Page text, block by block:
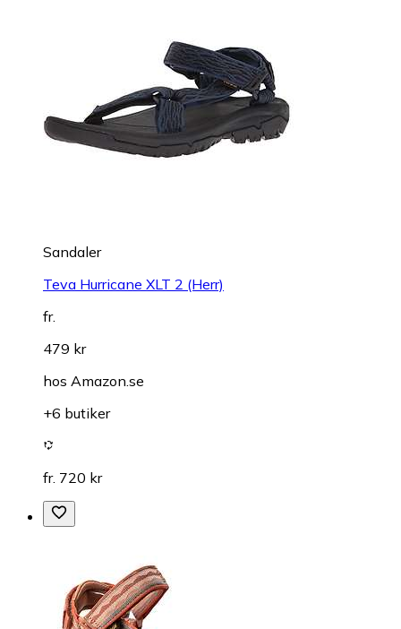
Sandaler
Teva Hurricane XLT 2 (Herr)
fr.
479 kr
hos Amazon.se
+6 butiker
fr. 720 kr